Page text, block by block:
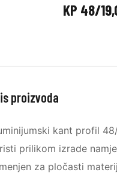
KP 48/
proizvoda
kant profil
prilikom izrade
za pločasti